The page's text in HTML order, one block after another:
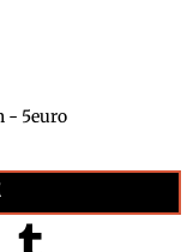
- 5euro